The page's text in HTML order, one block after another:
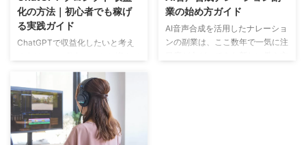
Geminiを使った副業アイデアや
具体的な稼ぎ方、初心者でも始め
られる方法について詳しく解説し
に、Claude副業の具体的な使い
分け方法と、効率よく稼ぐための
コツを丁寧に解説します。
化の方法｜初心者でも稼げ
る実践ガイド
ChatGPTで収益化したいと考え
きました。とくに最近は、AIを活
用したビジネスへの関心が高ま
り、「初心者でも本当に稼げるの
かな」と気になっている方も多い
はずです。そこで本記事では、
「ChatGPT プロンプト 収益化」
業の始め方ガイド
AI音声合成を活用したナレーショ
ンの副業は、ここ数年で一気に注